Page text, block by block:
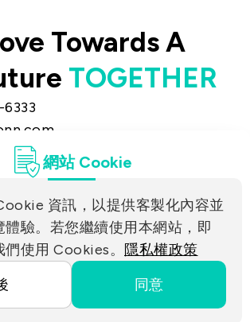
Towards A
TOGETHER
正東路2段27-8號13樓
Corporation. All RIGHTS
網站 Cookie
資訊，以提供客製化內容並
體驗。若您繼續使用本網站，即
使用 Cookies。 隱私權政策
同意